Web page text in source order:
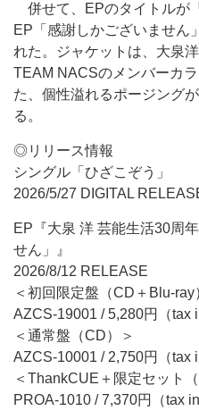
併せて、EPのタイトルが
EP「感謝しかございません
れた。ジャケットは、大泉
TEAM NACSのメンバーカ
た、個性溢れるポージング
る。
◎リリース情報
シングル「ひざこぞう」
2026/5/27 DIGITAL
EP『大泉 洋 芸能生活30周
せん」』
2026/8/12 RELEASE
＜初回限定盤（CD＋Blu-ray
AZCS-19001 / 5,280円（tax
＜通常盤（CD）＞
AZCS-10001 / 2,750円（tax
＜ThankCUE＋限定セット
PROA-1010 / 7,370円（tax